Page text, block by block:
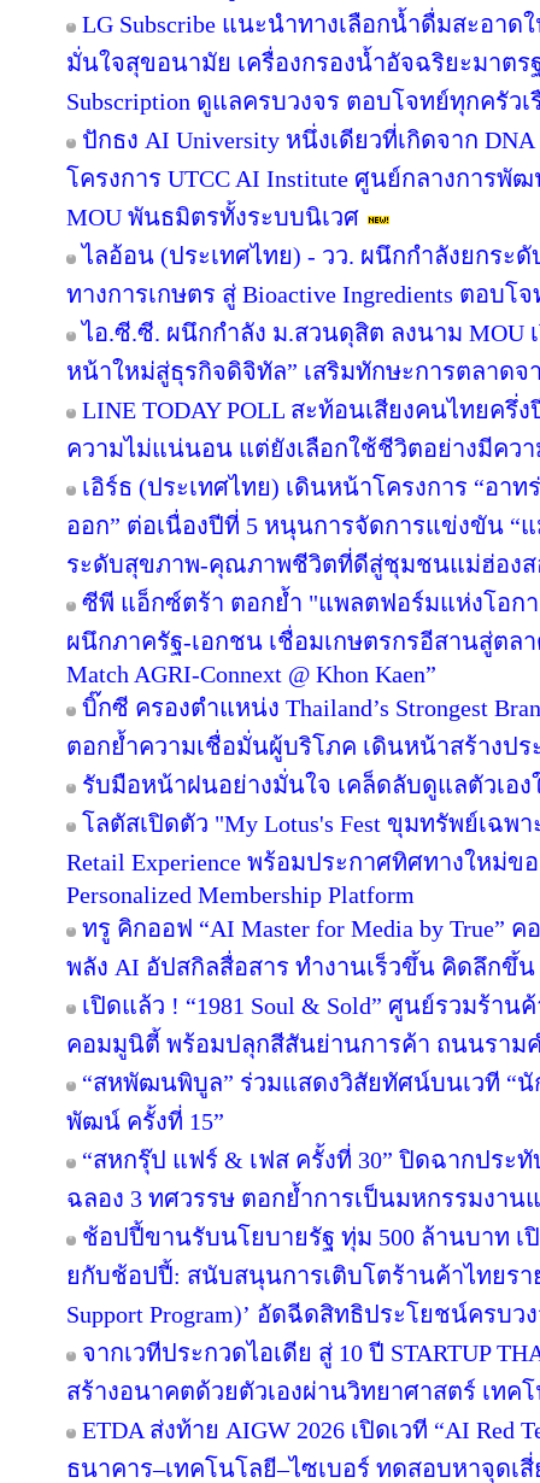
LG Subscribe แนะนำทางเลือกน้ำดื่มสะอา
มั่นใจสุขอนามัย เครื่องกรองน้ำอัจฉริยะมาต
Subscription ดูแลครบวงจร ตอบโจทย์ทุกครัวเ
ปักธง AI University หนึ่งเดียวที่เกิดจาก
โครงการ UTCC AI Institute ศูนย์กลางการพั
MOU พันธมิตรทั้งระบบนิเวศ
ไลอ้อน (ประเทศไทย) - วว. ผนึกกำลังยกระ
ทางการเกษตร สู่ Bioactive Ingredients ตอบโ
ไอ.ซี.ซี. ผนึกกำลัง ม.สวนดุสิต ลงนาม MOU
หน้าใหม่สู่ธุรกิจดิจิทัล” เสริมทักษะการตลาด
LINE TODAY POLL สะท้อนเสียงคนไทยครึ่
ความไม่แน่นอน แต่ยังเลือกใช้ชีวิตอย่างมีควา
เอิร์ธ (ประเทศไทย) เดินหน้าโครงการ “อา
ออก” ต่อเนื่องปีที่ 5 หนุนการจัดการแข่งขัน “
ระดับสุขภาพ-คุณภาพชีวิตที่ดีสู่ชุมชนแม่ฮ่อง
ซีพี แอ็กซ์ตร้า ตอกย้ำ "แพลตฟอร์มแห่งโอก
ผนึกภาครัฐ-เอกชน เชื่อมเกษตรกรอีสานสู่ตล
Match AGRI-Connext @ Khon Kaen”
บิ๊กซี ครองตำแหน่ง Thailand’s Strongest
ตอกย้ำความเชื่อมั่นผู้บริโภค เดินหน้าสร้างป
รับมือหน้าฝนอย่างมั่นใจ เคล็ดลับดูแลตัวเอง
โลตัสเปิดตัว "My Lotus's Fest ขุมทรัพย์เฉ
Retail Experience พร้อมประกาศทิศทางใหม่ขอ
Personalized Membership Platform
ทรู คิกออฟ “AI Master for Media by True”
พลัง AI อัปสกิลสื่อสาร ทำงานเร็วขึ้น คิดลึกขึ้
เปิดแล้ว ! “1981 Soul & Sold” ศูนย์รวมร้
คอมมูนิตี้ พร้อมปลุกสีสันย่านการค้า ถนนราม
“สหพัฒนพิบูล” ร่วมแสดงวิสัยทัศน์บนเวที “
พัฒน์ ครั้งที่ 15”
“สหกรุ๊ป แฟร์ & เฟส ครั้งที่ 30” ปิดฉากประ
ฉลอง 3 ทศวรรษ ตอกย้ำการเป็นมหกรรมงา
ช้อปปี้ขานรับนโยบายรัฐ ทุ่ม 500 ล้านบาท เ
ยกับช้อปปี้: สนับสนุนการเติบโตร้านค้าไทยรา
Support Program)’ อัดฉีดสิทธิประโยชน์ครบว
จากเวทีประกวดไอเดีย สู่ 10 ปี STARTUP
สร้างอนาคตด้วยตัวเองผ่านวิทยาศาสตร์ เทค
ETDA ส่งท้าย AIGW 2026 เปิดเวที “AI Red
ธนาคาร–เทคโนโลยี–ไซเบอร์ ทดสอบหาจุดเ